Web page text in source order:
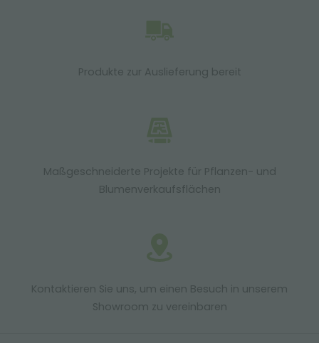
Produkte zur Auslieferung bereit
Maßgeschneiderte Projekte für Pflanzen- und
Blumenverkaufsflächen
Kontaktieren Sie uns, um einen Besuch in unserem
Showroom zu vereinbaren